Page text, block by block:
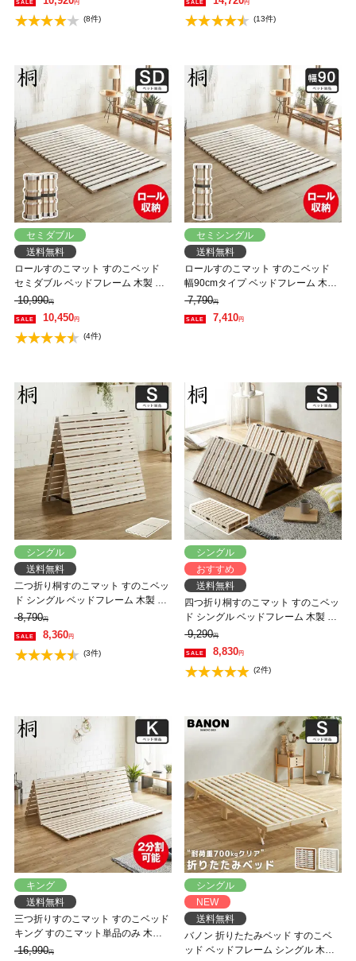
円
(8件)
円
(13件)
セミダブル
送料無料
ロールすのこマット すのこベッド
セミダブル ベッドフレーム 木製 低
ホルムアルデヒド 軽量 軽い コンパ
クト すのこマット 桐
10,990円
10,450円
(4件)
セミシングル
送料無料
ロールすのこマット すのこベッド
幅90cmタイプ ベッドフレーム 木製
低ホルムアルデヒド 軽量 軽い コン
パクト すのこマット 桐
7,790円
7,410円
シングル
送料無料
二つ折り桐すのこマット すのこベッ
ド シングル ベッドフレーム 木製 低
ホルムアルデヒド 軽量 軽い コンパ
クト すのこマット 桐
8,790円
8,360円
(3件)
シングル
おすすめ
送料無料
四つ折り桐すのこマット すのこベッ
ド シングル ベッドフレーム 木製 低
ホルムアルデヒド 軽量 軽い コンパ
クト すのこマット 桐
9,290円
8,830円
(2件)
キング
送料無料
三つ折りすのこマット すのこベッド
キング すのこマット単品のみ 木製
桐 二分割可能 完成品 低ホルムアル
16,990円
シングル
NEW
送料無料
バノン 折りたたみベッド すのこベ
ッド ベッドフレーム シングル 木製